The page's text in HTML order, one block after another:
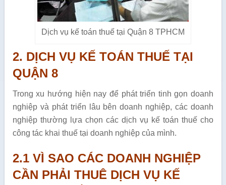
Dịch vụ kế toán thuế tại Quận 8 TPHCM
2. DỊCH VỤ KẾ TOÁN THUẾ TẠI
QUẬN 8
Trong xu hướng hiện nay để phát triển tinh gọn doanh
nghiệp và phát triển lâu bên doanh nghiệp, các doanh
nghiệp thường lựa chọn các dịch vụ kế toán thuế cho
công tác khai thuế tại doanh nghiệp của mình.
2.1 VÌ SAO CÁC DOANH NGHIỆP
CẦN PHẢI THUÊ DỊCH VỤ KẾ